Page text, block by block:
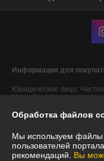
Информация для
Юридическое лицо:
"АннаДекор"
УНП: 290487319
Обработка файлов
Мы используем файлы
пользователей
рекомендаций. Вы